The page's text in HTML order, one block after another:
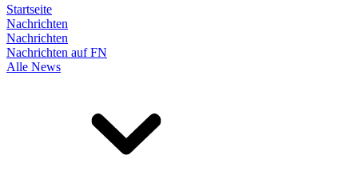
Startseite
Nachrichten
Nachrichten
Nachrichten auf FN
Alle News